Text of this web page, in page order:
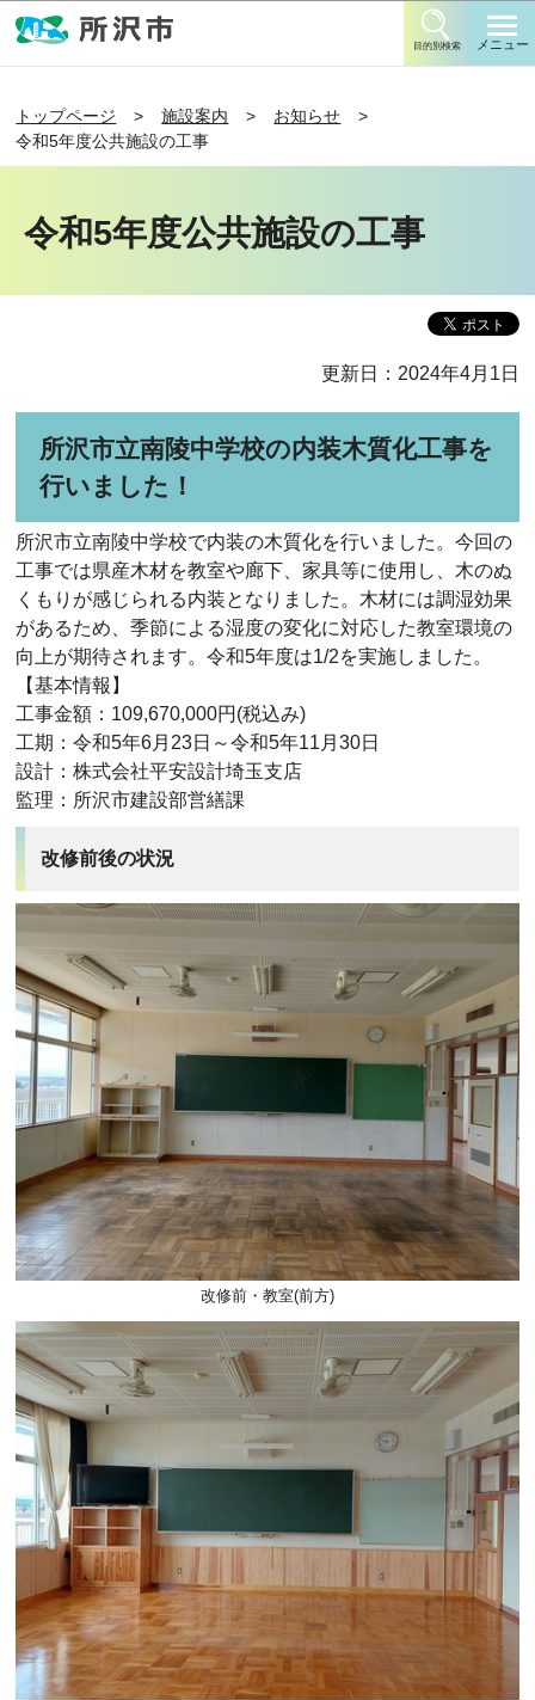
目的別検索 メニュー
トップページ 施設案内
お知らせ
令和5年度公共施設の工事
令和5年度公共施設の工事
更新日：2024年4月1日
所沢市立南陵中学校の内装木質化工事を
行いました！
所沢市立南陵中学校で内装の木質化を行いました。今回の
工事では県産木材を教室や廊下、家具等に使用し、木のぬ
くもりが感じられる内装となりました。木材には調湿効果
があるため、季節による湿度の変化に対応した教室環境の
向上が期待されます。令和5年度は1/2を実施しました。
【基本情報】
工事金額：109,670,000円(税込み)
工期：令和5年6月23日～令和5年11月30日
設計：株式会社平安設計埼玉支店
監理：所沢市建設部営繕課
改修前後の状況
改修前・教室(前方)